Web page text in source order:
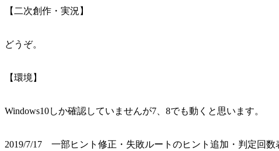
【二次創作・実況】
どうぞ。
【環境】
Windows10しか確認していませんが7、8でも動くと思います。
2019/7/17 一部ヒント修正・失敗ルートのヒント追加・判定回